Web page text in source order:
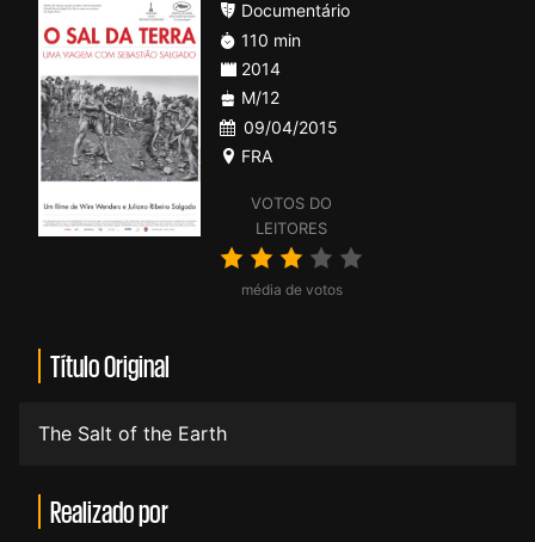
VOTOS DO
LEITORES
média de votos
Documentário
110 min
2014
M/12
09/04/2015
FRA
Título Original
The Salt of the Earth
Realizado por